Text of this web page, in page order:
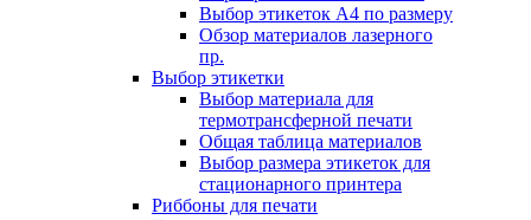
Выбор этикеток А4 по размеру
Обзор материалов лазерного
пр.
Выбор этикетки
Выбор материала для
термотрансферной печати
Общая таблица материалов
Выбор размера этикеток для
стационарного принтера
Риббоны для печати